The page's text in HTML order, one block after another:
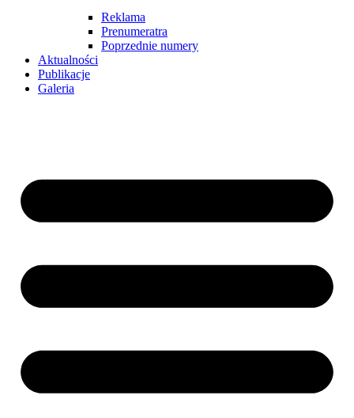
Reklama
Prenumeratra
Poprzednie numery
Aktualności
Publikacje
Galeria